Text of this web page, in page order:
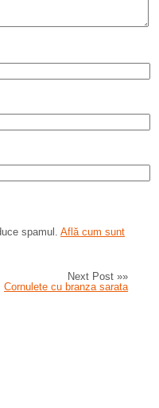
spamul. Află cum sunt
Next Post »»
Cornulete cu branza sarata